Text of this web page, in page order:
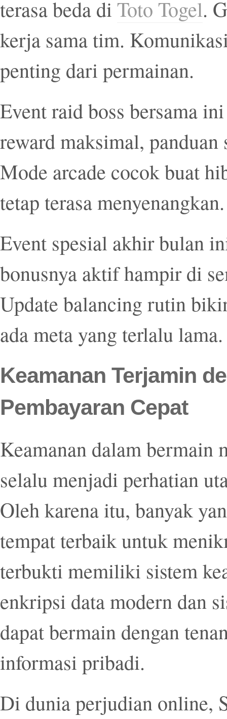
terasa beda di Toto Togel.
kerja sama tim.
penting dari permainan.
Event raid boss bersama
reward maksimal,
Mode arcade cocok buat
tetap terasa menyenangkan.
Event spesial akhir bulan
bonusnya aktif hampir di
Update balancing rutin
ada meta yang terlalu lama.
Keamanan Terjamin
Pembayaran Cepat
Keamanan dalam bermain
selalu menjadi perhatian
Oleh karena itu, banyak
tempat terbaik untuk
terbukti memiliki sistem
enkripsi data modern dan
dapat bermain dengan
informasi pribadi.
Di dunia perjudian online,